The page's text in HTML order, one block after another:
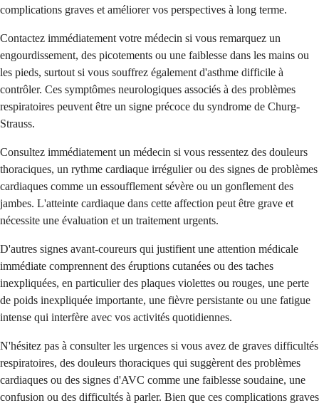
complications graves et améliorer vos perspectives à long terme.
Contactez immédiatement votre médecin si vous remarquez un
engourdissement, des picotements ou une faiblesse dans les mains ou
les pieds, surtout si vous souffrez également d'asthme difficile à
contrôler. Ces symptômes neurologiques associés à des problèmes
respiratoires peuvent être un signe précoce du syndrome de Churg-
Strauss.
Consultez immédiatement un médecin si vous ressentez des douleurs
thoraciques, un rythme cardiaque irrégulier ou des signes de problèmes
cardiaques comme un essoufflement sévère ou un gonflement des
jambes. L'atteinte cardiaque dans cette affection peut être grave et
nécessite une évaluation et un traitement urgents.
D'autres signes avant-coureurs qui justifient une attention médicale
immédiate comprennent des éruptions cutanées ou des taches
inexpliquées, en particulier des plaques violettes ou rouges, une perte
de poids inexpliquée importante, une fièvre persistante ou une fatigue
intense qui interfère avec vos activités quotidiennes.
N'hésitez pas à consulter les urgences si vous avez de graves difficultés
respiratoires, des douleurs thoraciques qui suggèrent des problèmes
cardiaques ou des signes d'AVC comme une faiblesse soudaine, une
confusion ou des difficultés à parler. Bien que ces complications graves